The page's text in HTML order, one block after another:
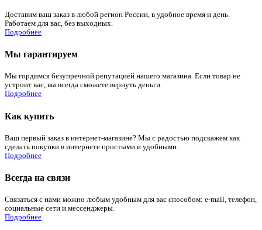
Доставим ваш заказ в любой регион России, в удобное время и день.
Работаем для вас, без выходных.
Подробнее
Мы гарантируем
Мы гордимся безупречной репутацией нашего магазина. Если товар не
устроит вас, вы всегда сможете вернуть деньги.
Подробнее
Как купить
Ваш первый заказ в интернет-магазине? Мы с радостью подскажем как
сделать покупки в интернете простыми и удобными.
Подробнее
Всегда на связи
Связаться с нами можно любым удобным для вас способом: e-mail, телефон,
социальные сети и мессенджеры.
Подробнее